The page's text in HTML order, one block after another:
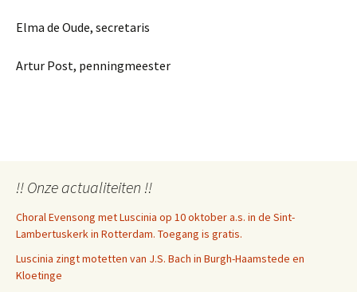
Elma de Oude, secretaris
Artur Post, penningmeester
!! Onze actualiteiten !!
Choral Evensong met Luscinia op 10 oktober a.s. in de Sint-
Lambertuskerk in Rotterdam. Toegang is gratis.
Luscinia zingt motetten van J.S. Bach in Burgh-Haamstede en
Kloetinge